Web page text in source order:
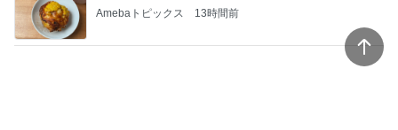
Amebaトピックス 13時間前